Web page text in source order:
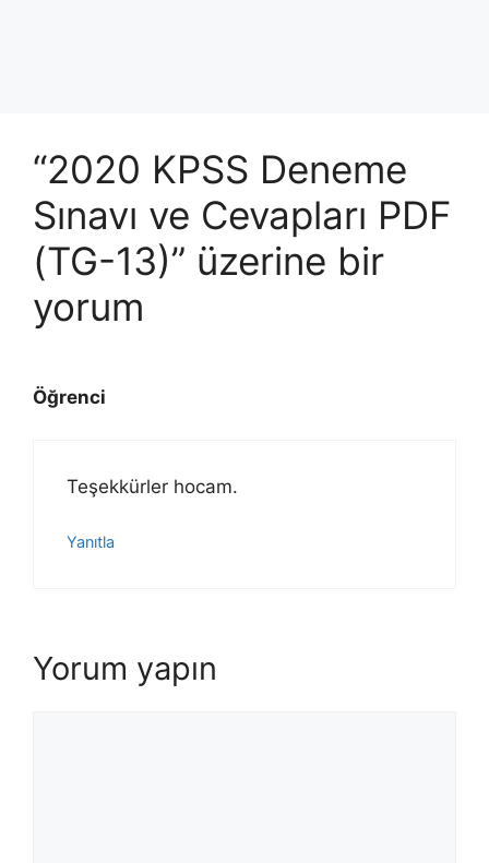
“2020 KPSS Deneme
Sınavı ve Cevapları PDF
(TG-13)” üzerine bir
yorum
Öğrenci
Teşekkürler hocam.
Yanıtla
Yorum yapın